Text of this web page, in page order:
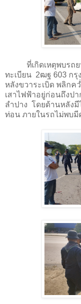
ที่เกิดเหตุพบรถยน
ทะเบียน 2ฒฐ 603 กรุ
หลังขวาระเบิด พลิกค
เสาไฟฟ้าอยู่ก่อนถึงป
ลำปาง โดยด้านหลังมี
ท่อน ภายในรถไม่พบ